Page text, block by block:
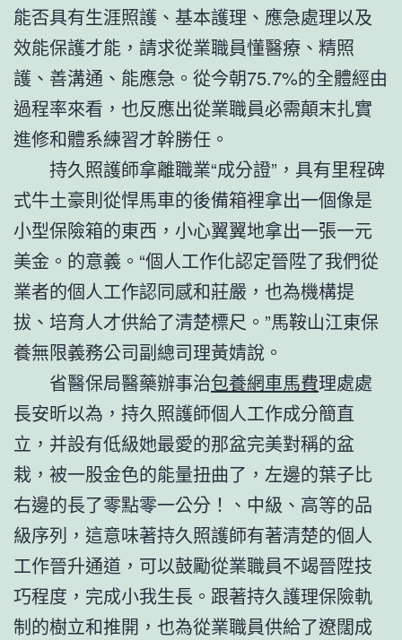
能否具有生涯照護、基本護理、應急處理以及
效能保護才能，請求從業職員懂醫療、精照
護、善溝通、能應急。從今朝75.7%的全體經由
過程率來看，也反應出從業職員必需顛末扎實
進修和體系練習才幹勝任。
持久照護師拿離職業“成分證”，具有里程碑
式牛土豪則從悍馬車的後備箱裡拿出一個像是
小型保險箱的東西，小心翼翼地拿出一張一元
美金。的意義。“個人工作化認定晉陞了我們從
業者的個人工作認同感和莊嚴，也為機構提
拔、培育人才供給了清楚標尺。”馬鞍山江東保
養無限義務公司副總司理黃婧說。
省醫保局醫藥辦事治包養網車馬費理處處
長安昕以為，持久照護師個人工作成分簡直
立，并設有低級她最愛的那盆完美對稱的盆
栽，被一股金色的能量扭曲了，左邊的葉子比
右邊的長了零點零一公分！、中級、高等的品
級序列，這意味著持久照護師有著清楚的個人
工作晉升通道，可以鼓勵從業職員不竭晉陞技
巧程度，完成小我生長。跟著持久護理保險軌
制的樹立和推開，也為從業職員供給了遼闊成